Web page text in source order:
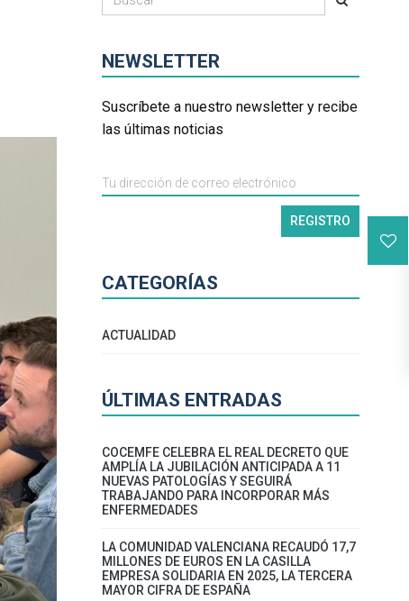
NEWSLETTER
Suscríbete a nuestro newsletter y recibe
las últimas noticias
CATEGORÍAS
ACTUALIDAD
ÚLTIMAS ENTRADAS
COCEMFE CELEBRA EL REAL DECRETO QUE
AMPLÍA LA JUBILACIÓN ANTICIPADA A 11
NUEVAS PATOLOGÍAS Y SEGUIRÁ
TRABAJANDO PARA INCORPORAR MÁS
ENFERMEDADES
LA COMUNIDAD VALENCIANA RECAUDÓ 17,7
MILLONES DE EUROS EN LA CASILLA
EMPRESA SOLIDARIA EN 2025, LA TERCERA
MAYOR CIFRA DE ESPAÑA